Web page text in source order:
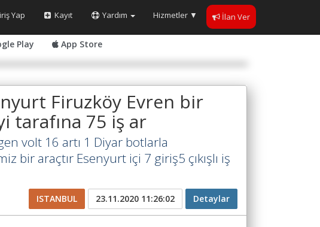
Play App Store
Yap Kayıt Yardım Hizmetler ▼ İlan Ver
Firuzköy Evren bir
tarafına 75 iş ar
volt 16 artı 1 Diyar botlarla
bir araçtır Esenyurt içi 7 giriş5 çıkışlı iş
ISTANBUL 23.11.2020 11:26:02 Detaylar